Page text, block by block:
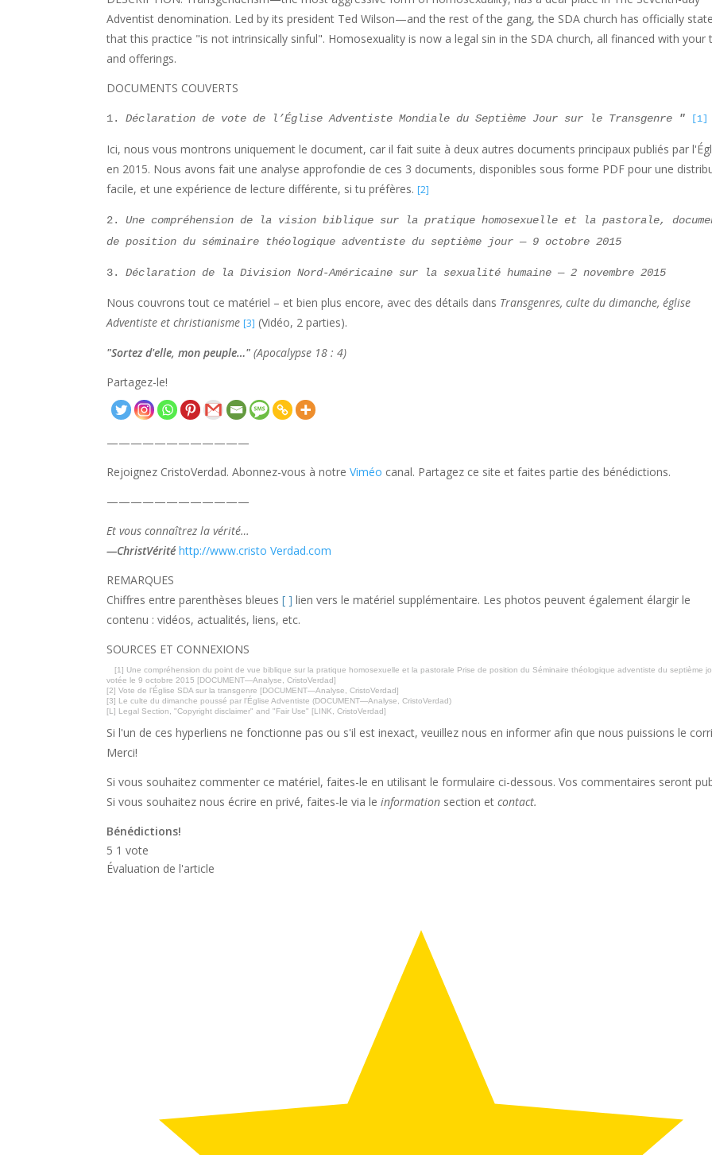
Adventist denomination. Led by its president Ted Wilson—and the rest of the gang, the SDA church has officially
that this practice "is not intrinsically sinful". Homosexuality is now a legal sin in the SDA church, all financed with your
and offerings.
DOCUMENTS COUVERTS
1. Déclaration de vote de l’Église Adventiste Mondiale du Septième Jour sur le Transgenre " [1]
Ici, nous vous montrons uniquement le document, car il fait suite à deux autres documents principaux publiés par
en 2015. Nous avons fait une analyse approfondie de ces 3 documents, disponibles sous forme PDF pour une
facile, et une expérience de lecture différente, si tu préfères. [2]
2.
Une compréhension de la vision biblique sur la pratique homosexuelle et la pastorale,
de position du séminaire théologique adventiste du septième jour — 9 octobre 2015
3. Déclaration de la Division Nord-Américaine sur la sexualité humaine — 2 novembre 2015
Nous couvrons tout ce matériel – et bien plus encore, avec des détails dans Transgenres, culte du dimanche, église
Adventiste et christianisme [3] (Vidéo, 2 parties).
"Sortez d'elle, mon peuple…"(Apocalypse 18 : 4)
Partagez-le!
————————————
Rejoignez CristoVerdad. Abonnez-vous à notreViméo canal. Partagez ce site et faites partie des bénédictions.
————————————
Et vous connaîtrez la vérité…
—ChristVérité http://www.cristo Verdad.com
REMARQUES
Chiffres entre parenthèses bleues[ ] lien vers le matériel supplémentaire. Les photos peuvent également élargir le
contenu : vidéos, actualités, liens, etc.
SOURCES ET CONNEXIONS
[1] Une compréhension du point de vue biblique sur la pratique homosexuelle et la pastorale Prise de position du Séminaire théologique adventiste du septième
votée le 9 octobre 2015 [DOCUMENT—Analyse, CristoVerdad]
[2] Vote de l'Église SDA sur la transgenre [DOCUMENT—Analyse, CristoVerdad]
[3] Le culte du dimanche poussé par l'Église Adventiste (DOCUMENT—Analyse, CristoVerdad)
[L] Legal Section, "Copyright disclaimer" and "Fair Use" [LINK, CristoVerdad]
Si l'un de ces hyperliens ne fonctionne pas ou s'il est inexact, veuillez nous en informer afin que nous puissions le
Merci!
Si vous souhaitez commenter ce matériel, faites-le en utilisant le formulaire ci-dessous. Vos commentaires seront
Si vous souhaitez nous écrire en privé, faites-le via leinformation section etcontact.
Bénédictions!
5 1 vote
Évaluation de l'article